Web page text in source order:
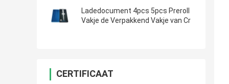
Vakje
Ladedocument 4pcs 5pcs Preroll
Vakje de Verpakkend Vakje van Cr
CERTIFICAAT